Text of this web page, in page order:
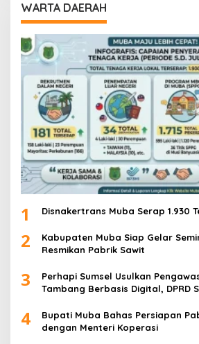
WARTA DAERAH
1 Disnakertrans Muba Serap 1.930
2
Kabupaten Muba Siap Gelar
Resmikan Pabrik Sawit
3
Perhapi Sumsel Usulkan
Tambang Berbasis Digital, DPRD
4
Bupati Muba Bahas Persiapan
dengan Menteri Koperasi